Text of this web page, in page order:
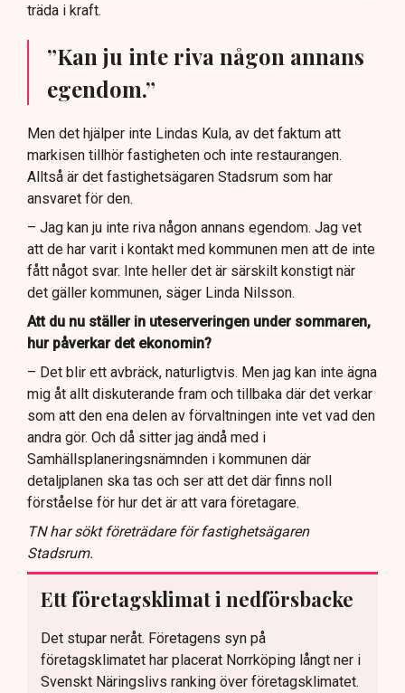
träda i kraft.
”Kan ju inte riva någon annans
egendom.”
Men det hjälper inte Lindas Kula, av det faktum att
markisen tillhör fastigheten och inte restaurangen.
Alltså är det fastighetsägaren Stadsrum som har
ansvaret för den.
– Jag kan ju inte riva någon annans egendom. Jag vet
att de har varit i kontakt med kommunen men att de inte
fått något svar. Inte heller det är särskilt konstigt när
det gäller kommunen, säger Linda Nilsson.
Att du nu ställer in uteserveringen under sommaren,
hur påverkar det ekonomin?
– Det blir ett avbräck, naturligtvis. Men jag kan inte ägna
mig åt allt diskuterande fram och tillbaka där det verkar
som att den ena delen av förvaltningen inte vet vad den
andra gör. Och då sitter jag ändå med i
Samhällsplaneringsnämnden i kommunen där
detaljplanen ska tas och ser att det där finns noll
förståelse för hur det är att vara företagare.
TN har sökt företrädare för fastighetsägaren
Stadsrum.
Ett företagsklimat i nedförsbacke
Det stupar neråt. Företagens syn på
företagsklimatet har placerat Norrköping långt ner i
Svenskt Näringslivs ranking över företagsklimatet.